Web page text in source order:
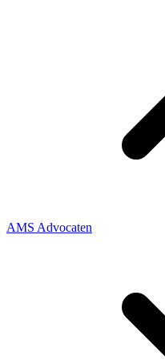
AMS Advocaten